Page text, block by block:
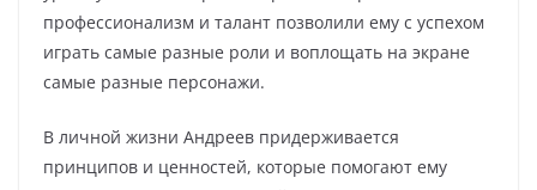
профессионализм и талант позволили ему с успехом
играть самые разные роли и воплощать на экране
самые разные персонажи.
В личной жизни Андреев придерживается
принципов и ценностей, которые помогают ему